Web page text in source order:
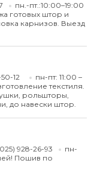
пн.-пт.:10:00–19:00
готовых штор и
карнизов. Выезд
12
пн-пт: 11:00 –
текстиля.
рольшторы,
до навески штор.
928-26-93
пн-
Пошив по